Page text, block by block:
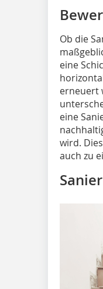
Ob die
eine
erneuert
eine
wird.
auch zu